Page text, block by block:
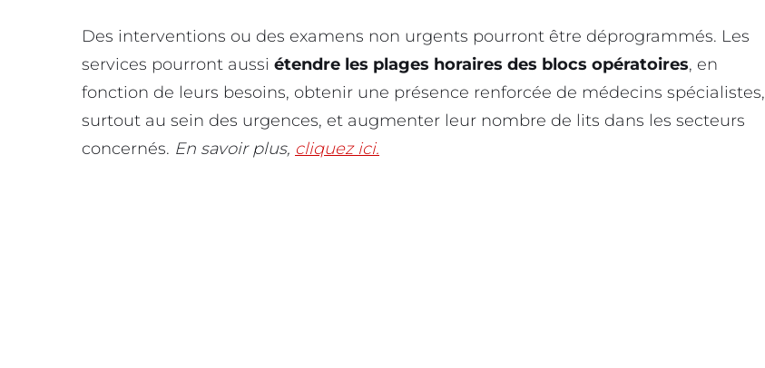
Des interventions ou des examens non urgents pourront être déprogrammés. Les
services pourront aussi étendre les plages horaires des blocs opératoires, en
fonction de leurs besoins, obtenir une présence renforcée de médecins spécialistes,
surtout au sein des urgences, et augmenter leur nombre de lits dans les secteurs
concernés. En savoir plus, cliquez ici.